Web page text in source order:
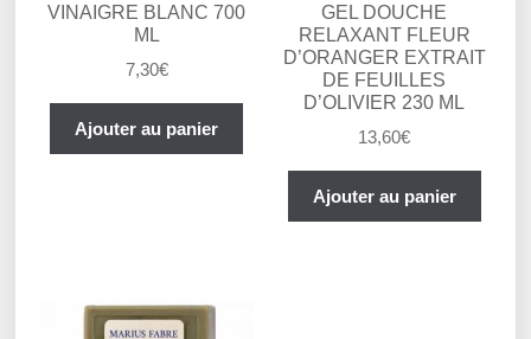
VINAIGRE BLANC 700
ML
7,30€
Ajouter au panier
GEL DOUCHE
RELAXANT FLEUR
D’ORANGER EXTRAIT
DE FEUILLES
D’OLIVIER 230 ML
13,60€
Ajouter au panier